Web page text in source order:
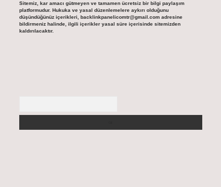
Sitemiz, kar amacı gütmeyen ve tamamen ücretsiz bir bilgi paylaşım
platformudur. Hukuka ve yasal düzenlemelere aykırı olduğunu
düşündüğünüz içerikleri, backlinkpanelicomtr@gmail.comadresine
bildirmeniz halinde, ilgili içerikler yasal süre içerisinde sitemizden
kaldırılacaktır.